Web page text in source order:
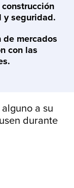
y seguridad.
mercados
con las
a su
durante